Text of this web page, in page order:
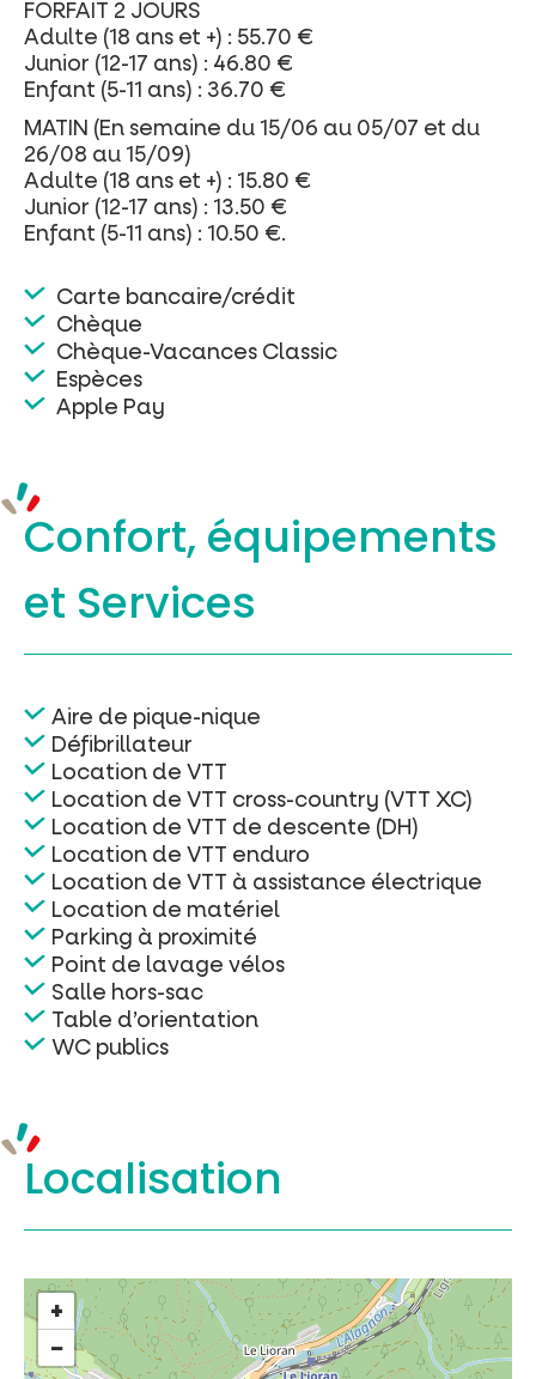
FORFAIT 2 JOURS
Adulte (18 ans et +) : 55.70 €
Junior (12-17 ans) : 46.80 €
Enfant (5-11 ans) : 36.70 €
MATIN (En semaine du 15/06 au 05/07 et du
26/08 au 15/09)
Adulte (18 ans et +) : 15.80 €
Junior (12-17 ans) : 13.50 €
Enfant (5-11 ans) : 10.50 €.
Carte bancaire/crédit
Chèque
Chèque-Vacances Classic
Espèces
Apple Pay
Confort, équipements
et Services
Aire de pique-nique
Défibrillateur
Location de VTT
Location de VTT cross-country (VTT XC)
Location de VTT de descente (DH)
Location de VTT enduro
Location de VTT à assistance électrique
Location de matériel
Parking à proximité
Point de lavage vélos
Salle hors-sac
Table d’orientation
WC publics
Localisation
+
−